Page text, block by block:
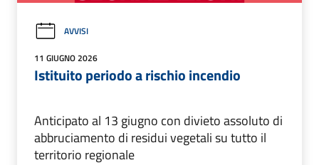
AVVISI
11 GIUGNO 2026
Istituito periodo a rischio incendio
Anticipato al 13 giugno con divieto assoluto di
abbruciamento di residui vegetali su tutto il
territorio regionale